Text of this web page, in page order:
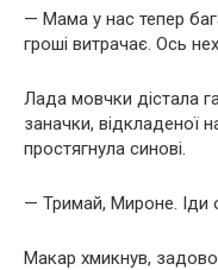
— Мама у нас тепер
гроші витрачає. Ось
Лада мовчки дістала
заначки, відкладеної
простягнула синові.
— Тримай, Мироне. Іди
Макар хмикнув,